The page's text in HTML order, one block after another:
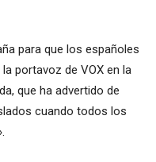
para que los españoles
portavoz de VOX en la
que ha advertido de
cuando todos los